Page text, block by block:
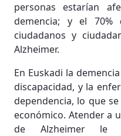
personas estarían
demencia; y el 70%
ciudadanos y
Alzheimer.
En Euskadi la
discapacidad, y la
dependencia, lo que
económico. Atender a
de Alzheimer le